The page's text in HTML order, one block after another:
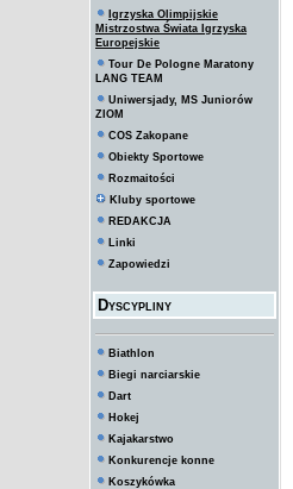
Igrzyska Olimpijskie
Mistrzostwa Świata Igrzyska
Europejskie
Tour De Pologne Maratony
LANG TEAM
Uniwersjady, MS Juniorów
ZIOM
COS Zakopane
Obiekty Sportowe
Rozmaitości
Kluby sportowe
REDAKCJA
Linki
Zapowiedzi
Dyscypliny
Biathlon
Biegi narciarskie
Dart
Hokej
Kajakarstwo
Konkurencje konne
Koszykówka